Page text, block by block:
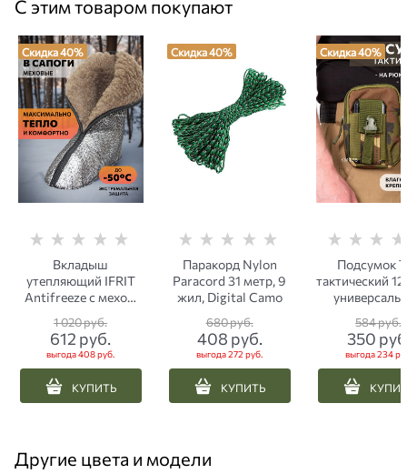
С этим товаром покупают
Скидка 40%
Вкладыш
утепляющий IFRIT
Antifreeze с мехом
1 020 руб.
612 руб.
выгода408 руб.
КУПИТЬ
Скидка 40%
Паракорд Nylon
Paracord 31 метр, 9
жил, Digital Camo
680 руб.
408 руб.
выгода272 руб.
КУПИТЬ
Скидка 40%
Подсумок
тактический
584 руб.
350
выгода234
Другие цвета и модели